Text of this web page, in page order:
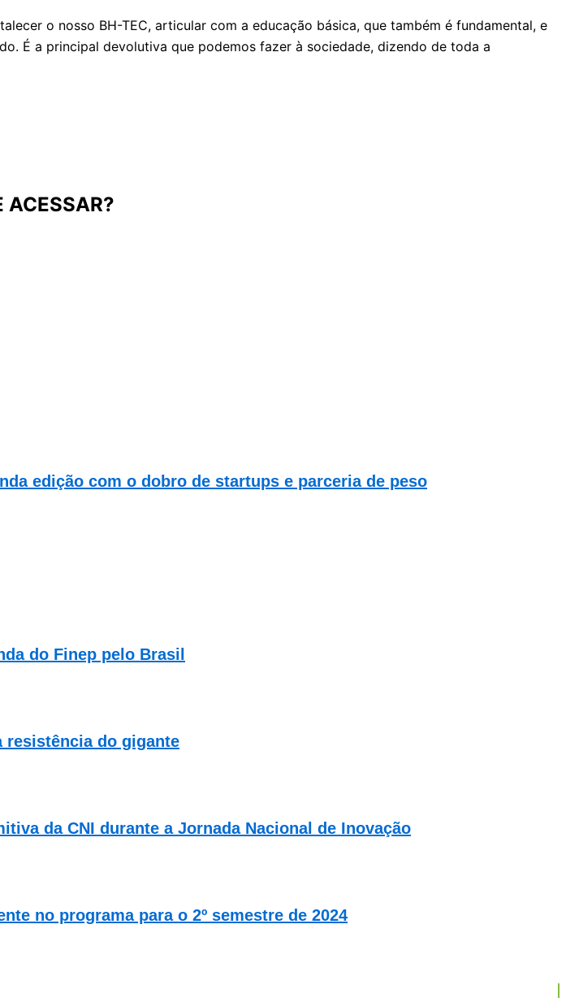
o nosso BH-TEC, articular com a educação básica, que também é fundamental, e
É a principal devolutiva que podemos fazer à sociedade, dizendo de toda a
ACESSAR?
edição com o dobro de startups e parceria de peso
do Finep pelo Brasil
resistência do gigante
da CNI durante a Jornada Nacional de Inovação
no programa para o 2º semestre de 2024